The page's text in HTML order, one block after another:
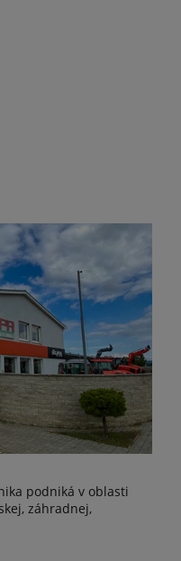
podniká v oblasti
záhradnej,